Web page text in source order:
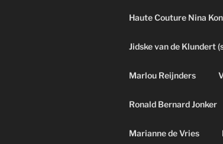
Haute Couture Nina
Jidske van de Klundert
Marlou Reijnders
Ronald Bernard Jonker
Marianne de Vries